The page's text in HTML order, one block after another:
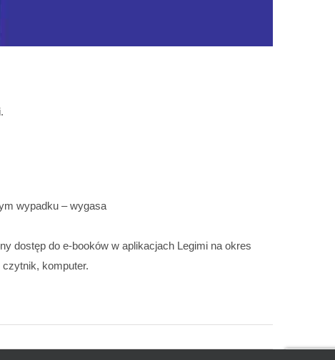
wypadku – wygasa
dostęp do e-booków w aplikacjach Legimi na okres
komputer.